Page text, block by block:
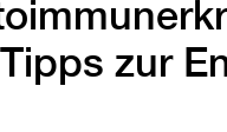
zur